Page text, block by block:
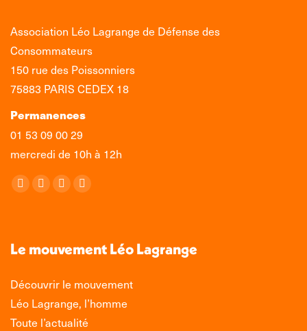
Association Léo Lagrange de Défense des
Consommateurs
150 rue des Poissonniers
75883 PARIS CEDEX 18
Permanences
01 53 09 00 29
mercredi de 10h à 12h
Retrouvez-nous sur :
La
s'ouvre
une
nouvelle
fenêtre
La
s'ouvre
une
fenêtre
La
s'ouvre
une
nouvelle
fenêtre
La
s'ouvre
une
nouvelle
fenêtre
Le mouvement Léo Lagrange
Découvrir le mouvement
Léo Lagrange, l’homme
Toute l’actualité